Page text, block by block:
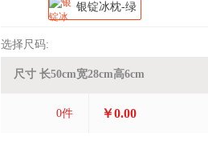
银锭冰枕-绿
选择尺码:
尺寸 长50cm宽28cm高6cm
0件 ￥0.00